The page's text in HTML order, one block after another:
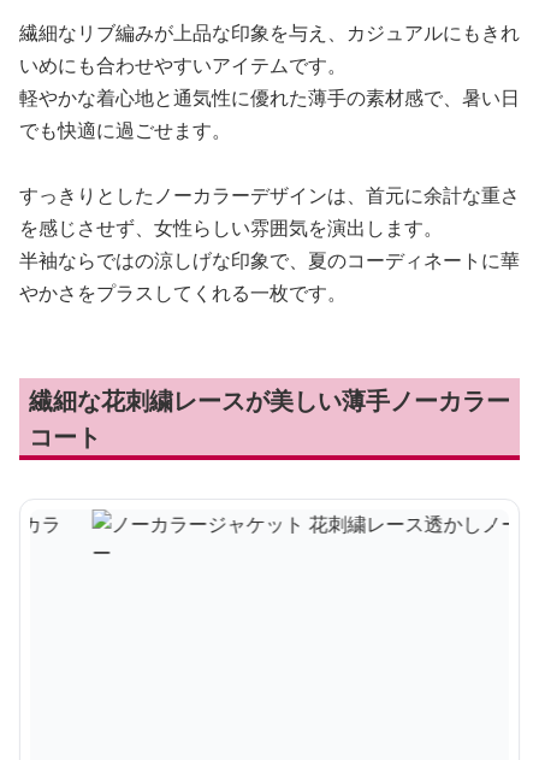
繊細なリブ編みが上品な印象を与え、カジュアルにもきれ
いめにも合わせやすいアイテムです。
軽やかな着心地と通気性に優れた薄手の素材感で、暑い日
でも快適に過ごせます。
すっきりとしたノーカラーデザインは、首元に余計な重さ
を感じさせず、女性らしい雰囲気を演出します。
半袖ならではの涼しげな印象で、夏のコーディネートに華
やかさをプラスしてくれる一枚です。
繊細な花刺繍レースが美しい薄手ノーカラー
コート